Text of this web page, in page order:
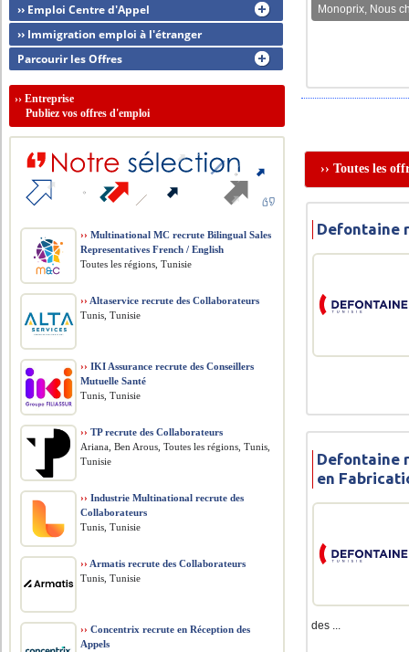
Monoprix, Nous
›› Toutes les
Defontaine
Defontaine
en
des ...
›› Emploi Centre d'Appel
›› Immigration emploi à l'étranger
Parcourir les Offres
››Entreprise
Publiez vos offres d'emploi
›› Multinational MC recrute Bilingual Sales
Representatives French / English
Toutes les régions, Tunisie
›› Altaservice recrute des Collaborateurs
Tunis, Tunisie
›› IKI Assurance recrute des Conseillers
Mutuelle Santé
Tunis, Tunisie
›› TP recrute des Collaborateurs
Ariana, Ben Arous, Toutes les régions, Tunis,
Tunisie
›› Industrie Multinational recrute des
Collaborateurs
Tunis, Tunisie
›› Armatis recrute des Collaborateurs
Tunis, Tunisie
›› Concentrix recrute en Réception des
Appels